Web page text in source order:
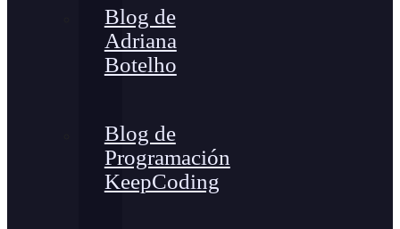
Blog de
Adriana
Botelho
Blog de
Programación
KeepCoding